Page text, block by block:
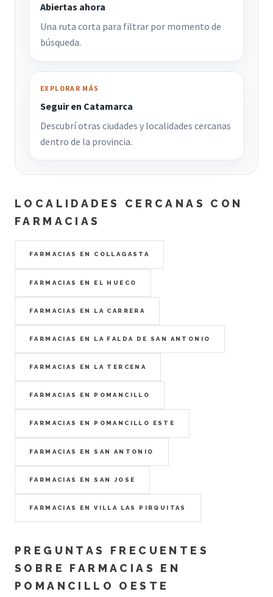
Abiertas ahora
Una ruta corta para filtrar por momento de
búsqueda.
EXPLORAR MÁS
Seguir en Catamarca
Descubrí otras ciudades y localidades cercanas
dentro de la provincia.
LOCALIDADES CERCANAS CON
FARMACIAS
FARMACIAS EN COLLAGASTA
FARMACIAS EN EL HUECO
FARMACIAS EN LA CARRERA
FARMACIAS EN LA FALDA DE SAN ANTONIO
FARMACIAS EN LA TERCENA
FARMACIAS EN POMANCILLO
FARMACIAS EN POMANCILLO ESTE
FARMACIAS EN SAN ANTONIO
FARMACIAS EN SAN JOSE
FARMACIAS EN VILLA LAS PIRQUITAS
PREGUNTAS FRECUENTES
SOBRE FARMACIAS EN
POMANCILLO OESTE